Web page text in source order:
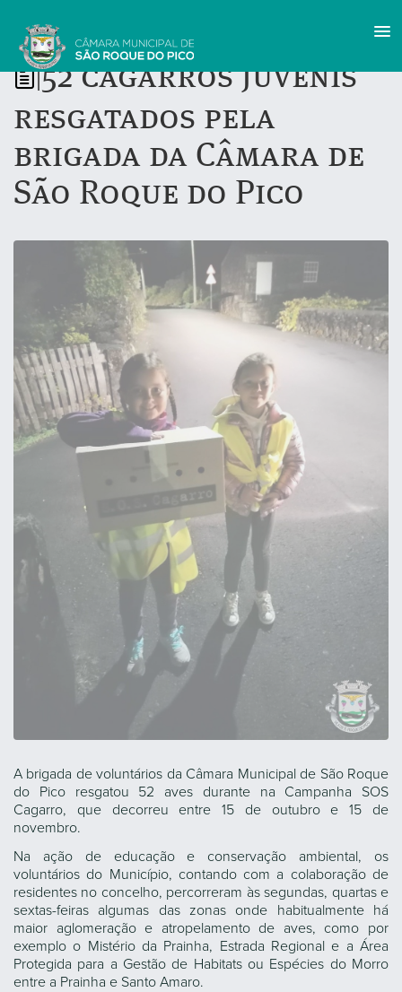
52 cagarros juvenis
resgatados pela
brigada da Câmara de
São Roque do Pico
A brigada de voluntários da Câmara Municipal de São Roque
do Pico resgatou 52 aves durante na Campanha SOS
Cagarro, que decorreu entre 15 de outubro e 15 de
novembro.
Na ação de educação e conservação ambiental, os
voluntários do Município, contando com a colaboração de
residentes no concelho, percorreram às segundas, quartas e
sextas-feiras algumas das zonas onde habitualmente há
maior aglomeração e atropelamento de aves, como por
exemplo o Mistério da Prainha, Estrada Regional e a Área
Protegida para a Gestão de Habitats ou Espécies do Morro
entre a Prainha e Santo Amaro.